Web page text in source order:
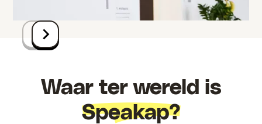
Waar ter wereld is
Speakap?